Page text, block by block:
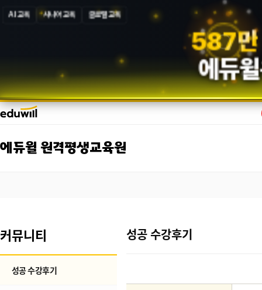
AI 교육 시니어 교육 글로벌 교육
587만
에듀윌
에듀윌 원격평생교육원
커뮤니티
성공 수강후기
성공 수강후기